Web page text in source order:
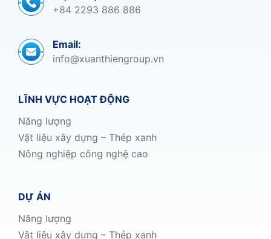
+84 2293 886 886
Email:
info@xuanthiengroup.vn
LĨNH VỰC HOẠT ĐỘNG
Năng lượng
Vật liệu xây dựng – Thép xanh
Nông nghiệp công nghệ cao
DỰ ÁN
Năng lượng
Vật liệu xây dựng – Thép xanh